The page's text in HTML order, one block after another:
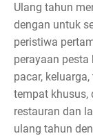
Ulang tahun
dengan untuk
peristiwa
perayaan pesta
pacar,
tempat khusus,
restauran dan
ulang tahun